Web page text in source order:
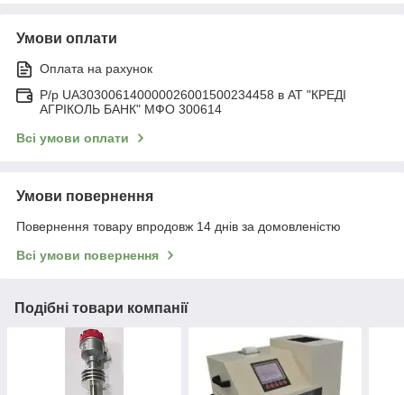
Умови оплати
Оплата на рахунок
Р/р UA303006140000026001500234458 в АТ "КРЕДІ
АГРІКОЛЬ БАНК" МФО 300614
Всі умови оплати
Умови повернення
Повернення товару впродовж 14 днів за домовленістю
Всі умови повернення
Подібні товари компанії